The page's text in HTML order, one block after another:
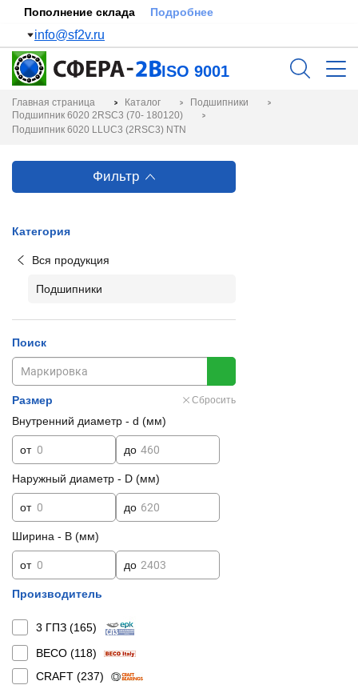
Пополнение склада Подробнее
info@sf2v.ru
ISO 9001
Главная страница Каталог
Подшипники
Подшипник 6020 2RSC3 (70- 180120)
Подшипник 6020 LLUC3 (2RSC3) NTN
Фильтр
Категория
Вся продукция
Подшипники
Поиск
Размер Сбросить
Внутренний диаметр - d (мм)
от до
Наружный диаметр - D (мм)
от до
Ширина - B (мм)
от до
Производитель
3 ГПЗ (165)
BECO (118)
CRAFT (237)